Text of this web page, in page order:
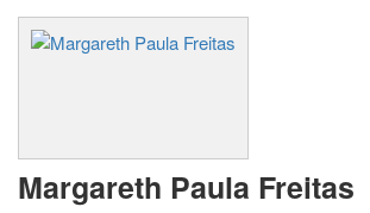
Margareth Paula Freitas